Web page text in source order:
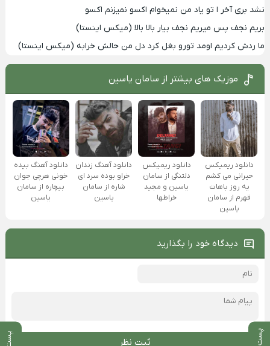
نشد بری آخر ا تو یاد من نمیخوام اکسو نمیزنم اکسو
بریم نجف پس میریم نجف بیار بالا بالا (میکس اینستا)
ما ردش کردیم اومد تورو بغل کرد دل من حالش خرابه (میکس اینستا)
موزیک های بیشتر از سامان یاسین
دانلود ریمیکس
حیرانی می کشم
یه روز باهات
قهرم از سامان
یاسین
دانلود ریمیکس
دلتنگی از سامان
یاسین و مجید
خراطها
دانلود آهنگ زندان
خراو بوده سرد ای
شاره از سامان
یاسین
دانلود آهنگ بیده
خونی هرچی جوان
بیچاره از سامان
یاسین
دیدگاه خود را بگذارید
ثبت نظر